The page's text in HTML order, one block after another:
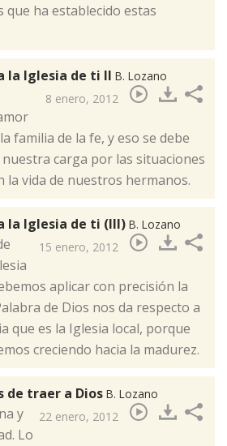
que ha establecido estas
la Iglesia de ti II B. Lozano
8 enero, 2012
familia de la fe, y eso se debe
carga por las situaciones
la vida de nuestros hermanos.
la Iglesia de ti (III) B. Lozano
15 enero, 2012
aplicar con precisión la
de Dios nos da respecto a
que es la Iglesia local, porque
creciendo hacia la madurez.
de traer a Dios B. Lozano
22 enero, 2012
y
Lo